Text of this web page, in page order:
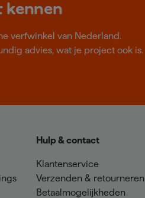
kennen
verfwinkel van Nederland.
advies, wat je project ook is.
Hulp & contact
Klantenservice
Verzenden & retourneren
Betaalmogelijkheden